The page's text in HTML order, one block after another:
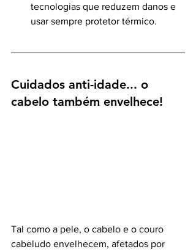
tecnologias que reduzem danos e
usar sempre protetor térmico.
Cuidados anti-idade... o
cabelo também envelhece!
Tal como a pele, o cabelo e o couro
cabeludo envelhecem, afetados por